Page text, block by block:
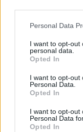
Personal Data
I want to opt-out
personal data.
Opted In
I want to opt-out
Personal Data.
Opted In
I want to opt-out
Personal Data
Opted In